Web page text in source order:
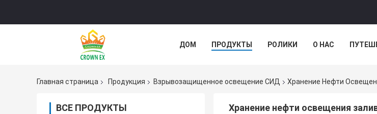
ДОМ ПРОДУКТЫ РОЛИКИ О НАС
Главная страница
Продукция Взрывозащищенное освещение СИД Хранение Нефти
ВСЕ ПРОДУКТЫ Хранение нефти освещения